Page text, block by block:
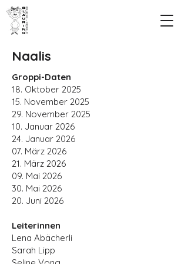
Naalis
Groppi-Daten
18. Oktober 2025
15. November 2025
29. November 2025
10. Januar 2026
24. Januar 2026
07. März 2026
21. März 2026
09. Mai 2026
30. Mai 2026
20. Juni 2026
Leiterinnen
Lena Abächerli
Sarah Lipp